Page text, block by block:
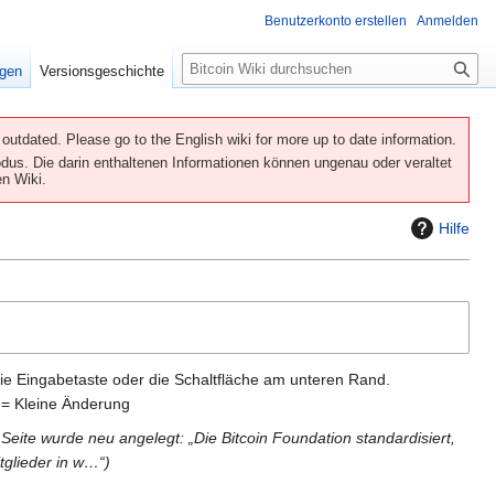
Please go to the English wiki for more up to date information.
Die darin enthaltenen Informationen können ungenau oder veraltet
Wiki.
Hilfe
Eingabetaste oder die Schaltfläche am unteren Rand.
= Kleine Änderung
wurde neu angelegt: „Die Bitcoin Foundation standardisiert,
in w…“
Benutzerkonto erstellen Anmelden
Versionsgeschichte
S
u
h
e